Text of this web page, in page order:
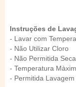
Instruções de
- Lavar com
- Não Utilizar Cloro
- Não Permitida
- Temperatura
- Permitida